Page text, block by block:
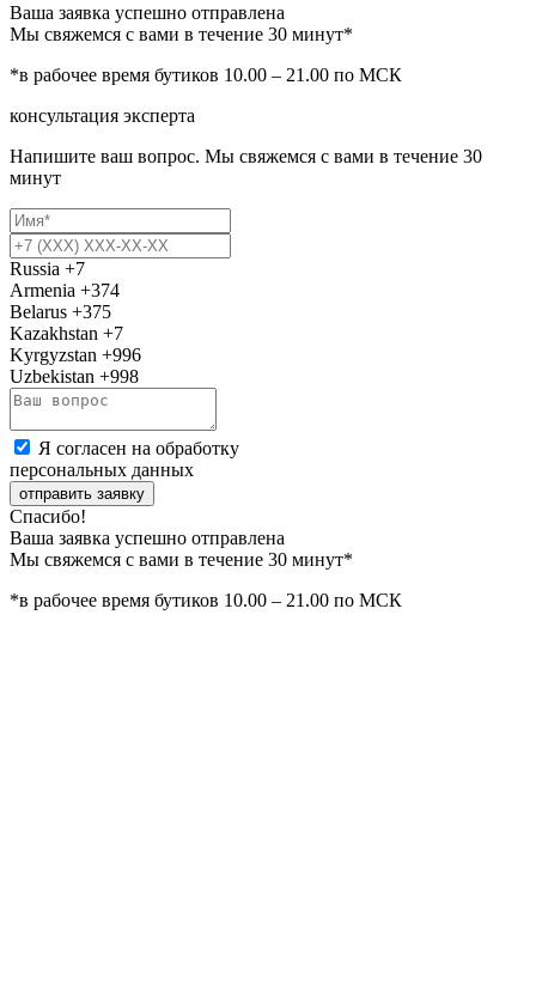
Ваша заявка успешно отправлена
Мы свяжемся с вами в течение 30 минут*
*в рабочее время бутиков 10.00 – 21.00 по МСК
консультация эксперта
Напишите ваш вопрос. Мы свяжемся с вами в течение 30
минут
Russia +7
Armenia +374
Belarus +375
Kazakhstan +7
Kyrgyzstan +996
Uzbekistan +998
Я согласен на обработку
персональных данных
отправить заявку
Спасибо!
Ваша заявка успешно отправлена
Мы свяжемся с вами в течение 30 минут*
*в рабочее время бутиков 10.00 – 21.00 по МСК